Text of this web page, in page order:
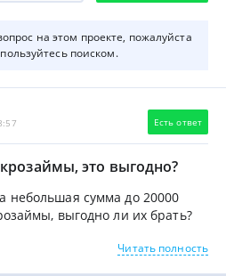
на этом проекте, пожалуйста
поиском.
Есть ответ
это выгодно?
небольшая сумма до 20000
выгодно ли их брать?
Читать полность